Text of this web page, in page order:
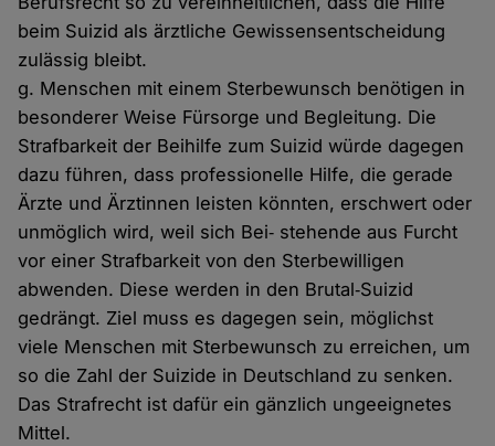
beim Suizid als ärztliche Gewissensentscheidung
zulässig bleibt.
g. Menschen mit einem Sterbewunsch benötigen in
besonderer Weise Fürsorge und Begleitung. Die
Strafbarkeit der Beihilfe zum Suizid würde dagegen
dazu führen, dass professionelle Hilfe, die gerade
Ärzte und Ärztinnen leisten könnten, erschwert oder
unmöglich wird, weil sich Bei‐ stehende aus Furcht
vor einer Strafbarkeit von den Sterbewilligen
abwenden. Diese werden in den Brutal‐Suizid
gedrängt. Ziel muss es dagegen sein, möglichst
viele Menschen mit Sterbewunsch zu erreichen, um
so die Zahl der Suizide in Deutschland zu senken.
Das Strafrecht ist dafür ein gänzlich ungeeignetes
Mittel.